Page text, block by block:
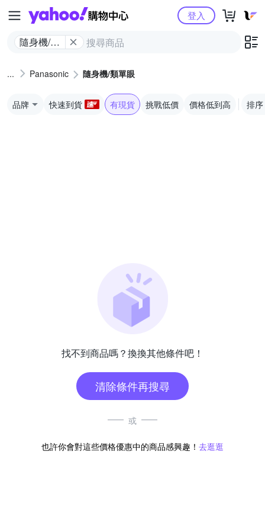
Yahoo購物中心
隨身機/類
登入
Panasonic 隨身機/類單眼
品牌 快速到貨 有現貨 挑戰低價 價格低到高 排序
找不到商品嗎？換換其他條件吧！
清除條件再搜尋
或
也許你會對這些價格優惠中的商品感興趣！ 去逛逛